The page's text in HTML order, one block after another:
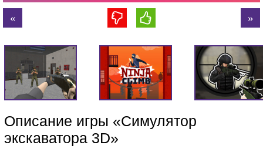
Описание игры «Симулятор
экскаватора 3D»